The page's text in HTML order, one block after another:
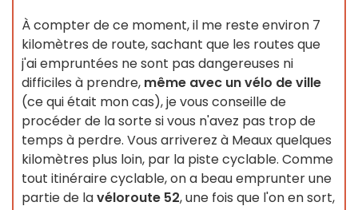
À compter de ce moment, il me reste environ 7
kilomètres de route, sachant que les routes que
j'ai empruntées ne sont pas dangereuses ni
difficiles à prendre, même avec un vélo de ville
(ce qui était mon cas), je vous conseille de
procéder de la sorte si vous n'avez pas trop de
temps à perdre. Vous arriverez à Meaux quelques
kilomètres plus loin, par la piste cyclable. Comme
tout itinéraire cyclable, on a beau emprunter une
partie de lavéloroute 52, une fois que l'on en sort,